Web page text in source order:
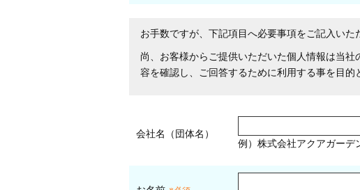
お手数ですが、下記項目へ必要事項をご記入いた
尚、お客様からご提供いただいた個人情報は当社
容を確認し、ご回答するために利用する事を目的
会社名（団体名）
例）株式会社アクアガーデ